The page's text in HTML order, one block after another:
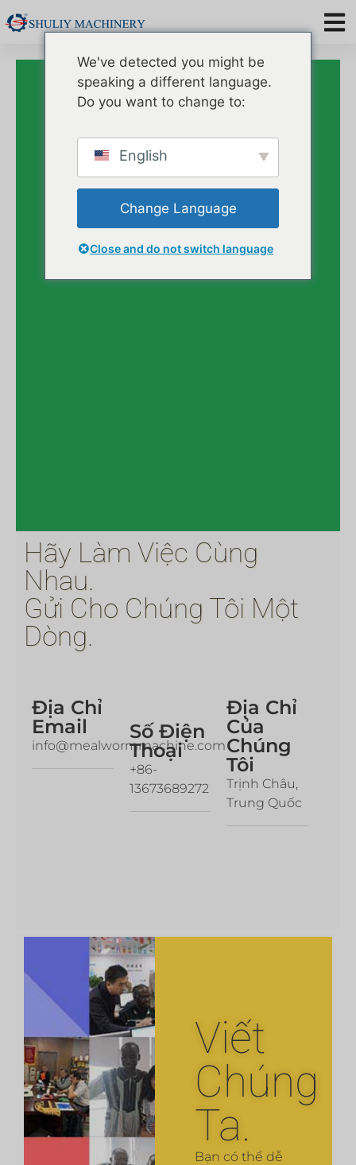
Đừng Là Người Lạ
Liên Hệ Với
Chúng Tôi.
Hãy Làm Việc Cùng
Nhau.
Gửi Cho Chúng Tôi Một
Dòng.
Địa Chỉ
Email
info@mealwormmachine.com
Số Điện
Thoại
+86-
13673689272
Địa Chỉ
Của
Chúng
Tôi
Trịnh Châu,
Trung Quốc
Viết
Chúng
Ta.
Bạn có thể dễ
We've detected you might be
speaking a different language.
Do you want to change to:
English
Change Language
Close and do not switch language